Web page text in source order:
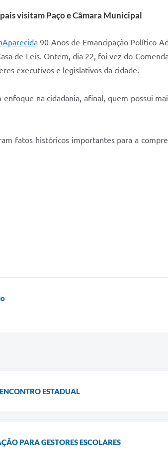
EDITAIS Notícias
visitam Paço e Câmara Municipal
90 Anos de Emancipação Político
de Leis. Ontem, dia 22, foi vez do
executivos e legislativos da cidade.
na cidadania, afinal, quem possui
fatos históricos importantes para a
ESTADUAL
PARA GESTORES ESCOLARES